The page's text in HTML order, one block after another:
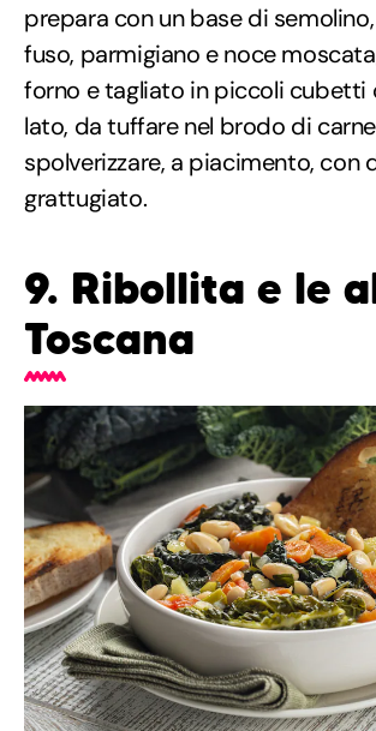
prepara con un base di
fuso, parmigiano e noce
forno e tagliato in piccoli cubetti
lato, da tuffare nel brodo di
spolverizzare, a piacimento, con
grattugiato.
9. Ribollita e le
Toscana